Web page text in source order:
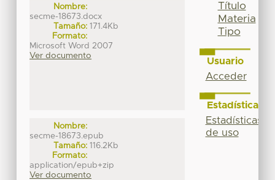
Nombre:
secme-18673.docx
Tamaño: 171.4Kb
Formato:
Microsoft Word 2007
Ver documento
Nombre:
secme-18673.epub
Tamaño: 116.2Kb
Formato:
application/epub+zip
Ver documento
Título
Materia
Tipo
Usuario
Acceder
Estadísticas
Estadísticas
de uso